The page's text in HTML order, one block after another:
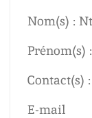
Nom(s) :
Prénom(s)
Contact(s) :